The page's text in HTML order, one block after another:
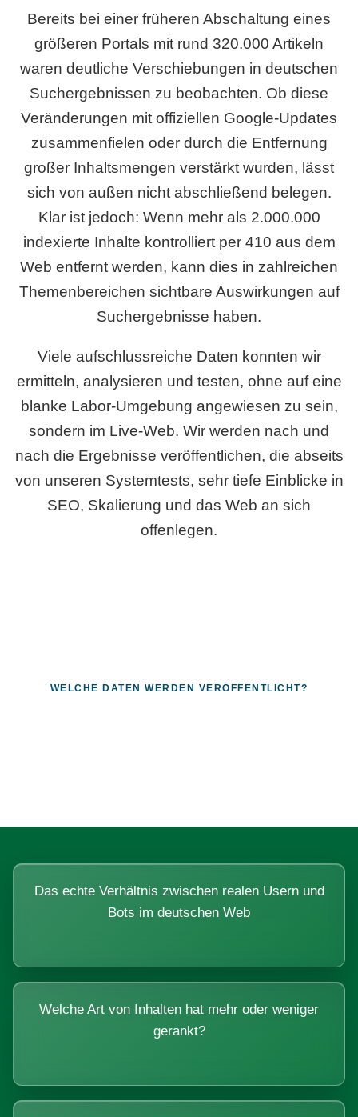
Bereits bei einer früheren Abschaltung eines
größeren Portals mit rund 320.000 Artikeln
waren deutliche Verschiebungen in deutschen
Suchergebnissen zu beobachten. Ob diese
Veränderungen mit offiziellen Google-Updates
zusammenfielen oder durch die Entfernung
großer Inhaltsmengen verstärkt wurden, lässt
sich von außen nicht abschließend belegen.
Klar ist jedoch: Wenn mehr als 2.000.000
indexierte Inhalte kontrolliert per 410 aus dem
Web entfernt werden, kann dies in zahlreichen
Themenbereichen sichtbare Auswirkungen auf
Suchergebnisse haben.
Viele aufschlussreiche Daten konnten wir
ermitteln, analysieren und testen, ohne auf eine
blanke Labor-Umgebung angewiesen zu sein,
sondern im Live-Web. Wir werden nach und
nach die Ergebnisse veröffentlichen, die abseits
von unseren Systemtests, sehr tiefe Einblicke in
SEO, Skalierung und das Web an sich
offenlegen.
WELCHE DATEN WERDEN VERÖFFENTLICHT?
Das echte Verhältnis zwischen realen Usern und
Bots im deutschen Web
Welche Art von Inhalten hat mehr oder weniger
gerankt?